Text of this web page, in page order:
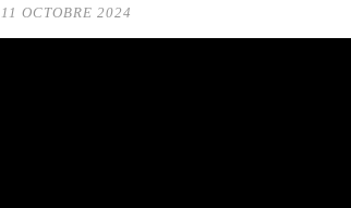
11 OCTOBRE 2024